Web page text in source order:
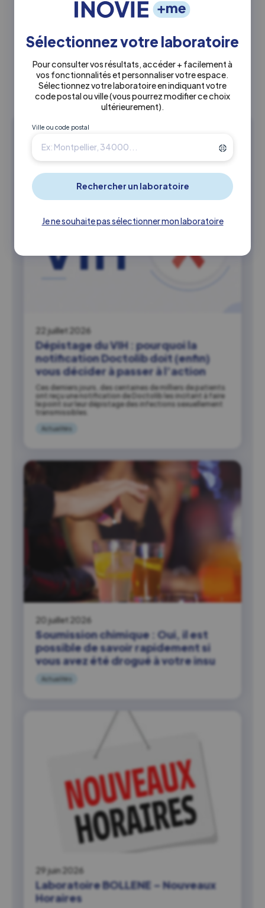
Sélectionnez votre laboratoire
Pour consulter vos résultats, accéder + facilement à
vos fonctionnalités et personnaliser votre espace.
Sélectionnez votre laboratoire en indiquant votre
code postal ou ville(vous pourrez modifier ce choix
ultérieurement).
Ville ou code postal
Je ne souhaite pas sélectionner mon laboratoire
Ceci peut également vous
intéresser
22 juillet 2026
Dépistage du VIH : pourquoi la
notification Doctolib doit (enfin)
vous décider à passer à l’action
Ces derniers jours, des centaines de milliers de patients
ont reçu une notification de Doctolib les incitant à faire
le point sur leur dépistage des infections sexuellement
transmissibles.
Actualités
20 juillet 2026
Soumission chimique : Oui, il est
possible de savoir rapidement si
vous avez été drogué à votre insu
Actualités
29 juin 2026
Laboratoire BOLLENE – Nouveaux
Horaires